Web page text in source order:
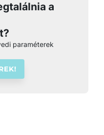
a
paraméterek